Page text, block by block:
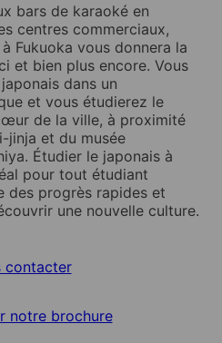
bars de karaoké en
centres commerciaux,
Fukuoka vous donnera la
et bien plus encore. Vous
dans un
et vous étudierez le
de la ville, à proximité
jinja et du musée
Étudier le japonais à
pour tout étudiant
des progrès rapides et
une nouvelle culture.
contacter
notre brochure